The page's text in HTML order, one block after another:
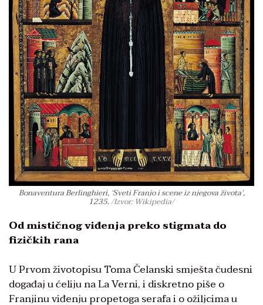
Bonaventura Berlinghieri, ‘Sveti Franjo i scene iz njegova života’,
1235./Izvor: Wikipedia/
Od mističnog viđenja preko stigmata do
fizičkih rana
U Prvom životopisu Toma Čelanski smješta čudesni
događaj u ćeliju na La Verni, i diskretno piše o
Franjinu viđenju propetoga serafa i o ožiljcima u